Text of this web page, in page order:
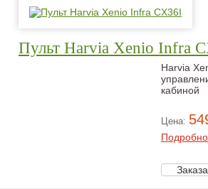
Пульт Harvia Xenio Infra
Harvia
кабиной
Цена: